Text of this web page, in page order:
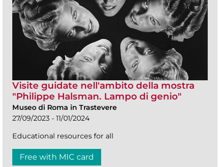
Visite guidate nell'ambito della mostra
"Philippe Halsman. Lampo di genio"
Museo di Roma in Trastevere
27/09/2023 - 11/01/2024
Educational resources for all
Free with MIC card